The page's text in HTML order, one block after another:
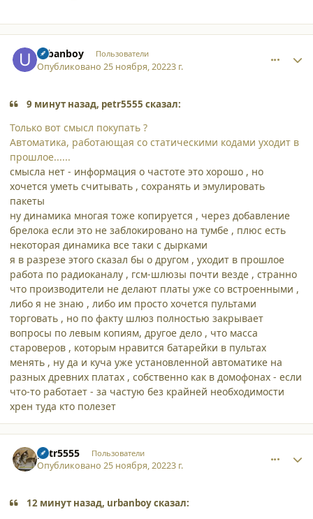
urbanboy Пользователи
Опубликовано25 ноября, 20223 г.
9 минут назад, petr5555 сказал:
Только вот смысл покупать ?
Автоматика, работающая со статическими кодами уходит в
прошлое......
смысла нет - информация о частоте это хорошо , но
хочется уметь считывать , сохранять и эмулировать
пакеты
ну динамика многая тоже копируется , через добавление
брелока если это не заблокировано на тумбе , плюс есть
некоторая динамика все таки с дырками
я в разрезе этого сказал бы о другом , уходит в прошлое
работа по радиоканалу , гсм-шлюзы почти везде , странно
что производители не делают платы уже со встроенными ,
либо я не знаю , либо им просто хочется пультами
торговать , но по факту шлюз полностью закрывает
вопросы по левым копиям, другое дело , что масса
староверов , которым нравится батарейки в пультах
менять , ну да и куча уже установленной автоматике на
разных древних платах , собственно как в домофонах - если
что-то работает - за частую без крайней необходимости
хрен туда кто полезет
petr5555 Пользователи
Опубликовано25 ноября, 20223 г.
12 минут назад, urbanboy сказал: